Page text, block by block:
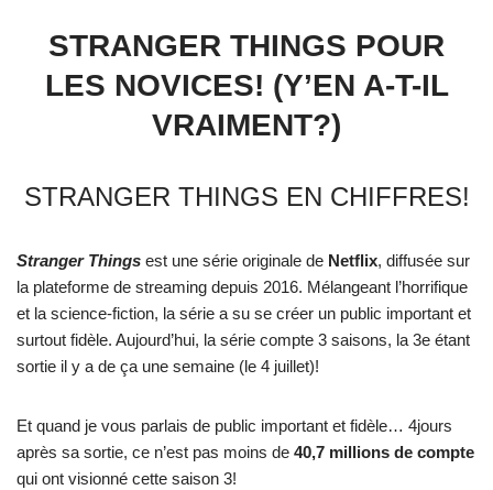
STRANGER THINGS POUR
LES NOVICES! (Y’EN A-T-IL
VRAIMENT?)
STRANGER THINGS EN CHIFFRES!
Stranger Things est une série originale de Netflix, diffusée sur
la plateforme de streaming depuis 2016. Mélangeant l’horrifique
et la science-fiction, la série a su se créer un public important et
surtout fidèle. Aujourd’hui, la série compte 3 saisons, la 3e étant
sortie il y a de ça une semaine (le 4 juillet)!
Et quand je vous parlais de public important et fidèle… 4jours
après sa sortie, ce n’est pas moins de 40,7 millions de compte
qui ont visionné cette saison 3!